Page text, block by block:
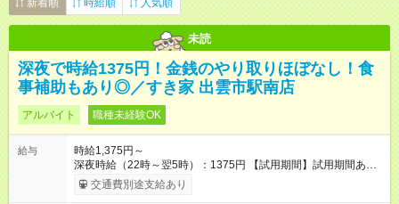
新着順 時給順 人気順
未読
深夜で時給1375円！金銭のやり取りほぼなし！食
事補助もあり◎／すき家 出雲市駅南店
アルバイト 職種未経験OK
給与
時給1,375円～
深夜時給（22時～翌5時）：1375円 【試用期間】試用期間あり
試用期間の長さ：1ヶ月 雇用形態、給与は本採用時と同じです。
試用期間の実態は30日（※条件変更なし）ですが、切り上げで
交通費別途支給あり